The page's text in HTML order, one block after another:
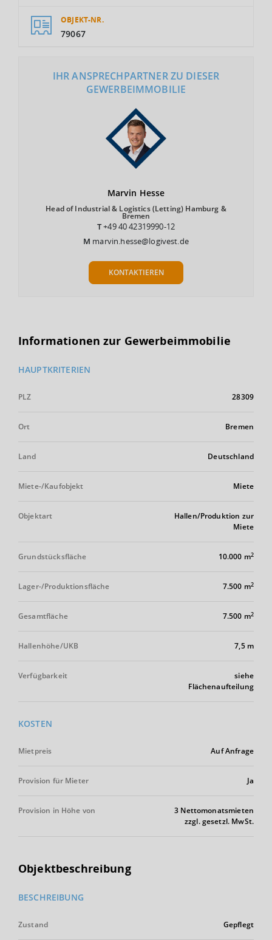
OBJEKT-NR.
79067
IHR ANSPRECHPARTNER ZU DIESER
GEWERBEIMMOBILIE
Marvin Hesse
Head of Industrial & Logistics (Letting) Hamburg &
Bremen
T+49 40 42319990-12
M marvin.hesse@logivest.de
KONTAKTIEREN
Informationen zur Gewerbeimmobilie
HAUPTKRITERIEN
PLZ 28309
Ort Bremen
Land Deutschland
Miete-/Kaufobjekt Miete
Objektart
Hallen/Produktion zur
Miete
Grundstücksfläche 10.000 m2
Lager-/Produktionsfläche 7.500 m2
Gesamtfläche 7.500 m2
Hallenhöhe/UKB 7,5 m
Verfügbarkeit
siehe
Flächenaufteilung
KOSTEN
Mietpreis Auf Anfrage
Provision für Mieter Ja
Provision in Höhe von
3 Nettomonatsmieten
zzgl. gesetzl. MwSt.
Objektbeschreibung
BESCHREIBUNG
Zustand Gepflegt